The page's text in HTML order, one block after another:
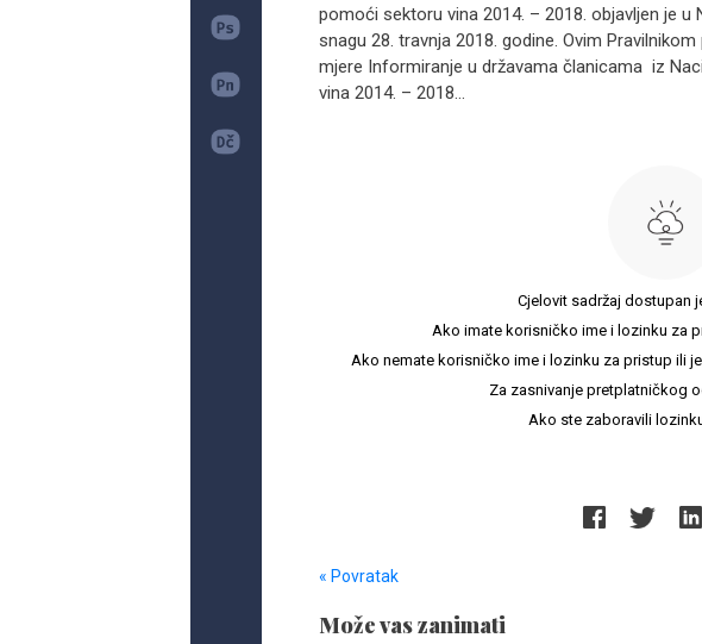
pomoći sektoru vina 2014. – 2018. objavljen je u
snagu 28. travnja 2018. godine. Ovim
mjere Informiranje u državama članicama iz
vina 2014. – 2018...
Cjelovit sadržaj dostupan
Ako imate korisničko ime i lozinku za
Ako nemate korisničko ime i lozinku za pristup ili
Za zasnivanje pretplatničkog
Ako ste zaboravili
« Povratak
Može vas zanimati